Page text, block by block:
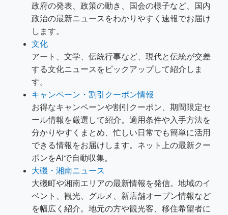
政府の発表、政策の動き、国会の様子など、国内
政治の最新ニュースをわかりやすく速報でお届け
します。
文化
アート、文学、伝統行事など、現代と伝統が交差
する文化ニュースをピックアップして紹介しま
す。
キャンペーン・割引クーポン情報
お得なキャンペーンや割引クーポン、期間限定セ
ール情報を厳選して紹介。適用条件や入手方法を
分かりやすくまとめ、忙しい日常でも簡単に活用
できる情報をお届けします。ネット上の最新クー
ポンをAIで自動収集。
大磯・湘南ニュース
大磯町や湘南エリアの最新情報を発信。地域のイ
ベント、観光、グルメ、新店舗オープン情報など
を幅広く紹介。地元の方や観光客、移住希望者に